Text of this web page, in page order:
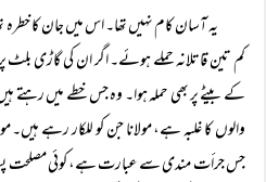
یہ آسان کام نہیں تھا۔ اس میں جان کا خطرہ
کم تین قاتلانہ حملے ہوئے۔ اگر ان کی گاڑی بلٹ
کے بیٹے پر بھی حملہ ہوا۔ وہ جس خطے میں رہتے
والوں کا غلبہ ہے، مولانا جن کو للکار رہے ہیں۔
جس جرأت مندی سے عبارت ہے، کوئی مصلحت پسند